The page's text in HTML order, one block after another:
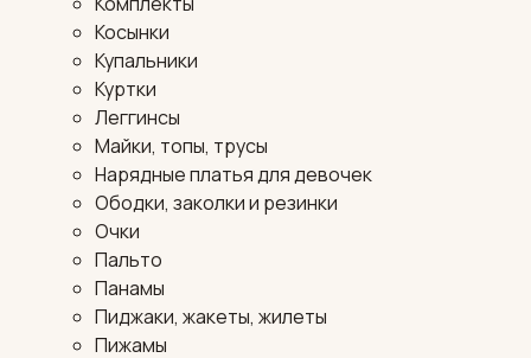
Косынки
Купальники
Куртки
Леггинсы
Майки, топы, трусы
Нарядные платья для девочек
Ободки, заколки и резинки
Очки
Пальто
Панамы
Пиджаки, жакеты, жилеты
Пижамы